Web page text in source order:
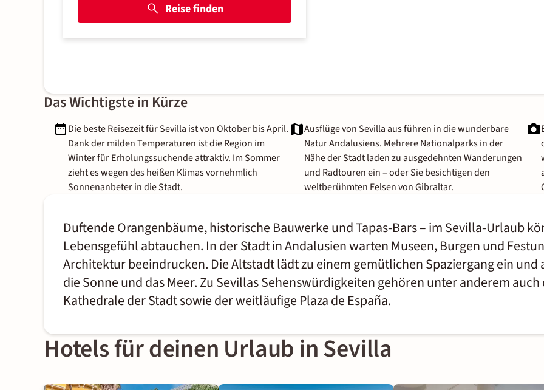
Reise finden
Das Wichtigste in Kürze
Die beste Reisezeit für Sevilla ist von Oktober bis April.
Dank der milden Temperaturen ist die Region im
Winter für Erholungssuchende attraktiv. Im Sommer
zieht es wegen des heißen Klimas vornehmlich
Sonnenanbeter in die Stadt.
Ausflüge von Sevilla aus führen in die wunderbare
Natur Andalusiens. Mehrere Nationalparks in der
Nähe der Stadt laden zu ausgedehnten Wanderungen
und Radtouren ein – oder Sie besichtigen den
weltberühmten Felsen von Gibraltar.
Duftende Orangenbäume, historische Bauwerke und Tapas-Bars – im Sevilla-Urlaub
Lebensgefühl abtauchen. In der Stadt in Andalusien warten Museen, Burgen und
Architektur beeindrucken. Die Altstadt lädt zu einem gemütlichen Spaziergang ein und
die Sonne und das Meer. Zu Sevillas Sehenswürdigkeiten gehören unter anderem
Kathedrale der Stadt sowie der weitläufige Plaza de España.
Hotels für deinen Urlaub in Sevilla